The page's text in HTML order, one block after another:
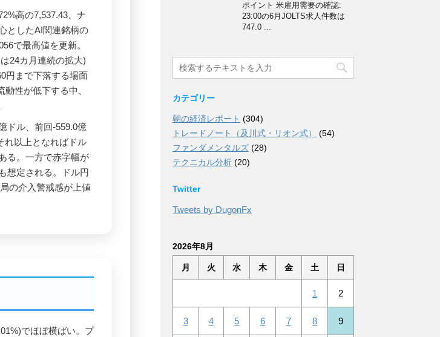
高の7,537.43、ナ
としたAI関連銘柄の
で最高値を更新。
24カ月連続の拡大)
円まで下落する場面
性が低下する中、
ドル、前回-559.0億
れ以上となればドル
る。一方で赤字幅が
想定される。ドル円
の介入警戒感が上値
でほぼ横ばい。プ
ポイント 米雇用需要の確認:
23:00の6月JOLTS求人件数は
747.0 ...
カテゴリー
朝の経済レポート (304)
トレードノート（及川式・リオン式）
(54)
ファンダメンタルズ (28)
テクニカル分析 (20)
Twitter
Tweets by DugonFx
2026年8月
月 火 水 木 金 土 日
1 2
3 4 5 6 7 8 9